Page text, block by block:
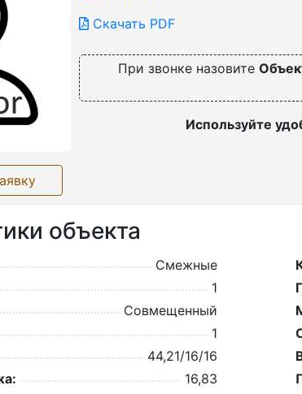
Скачать PDF
При звонке назовите
Используйте
объекта
Смежные
1
Совмещенный
1
44,21/16/16
16,83